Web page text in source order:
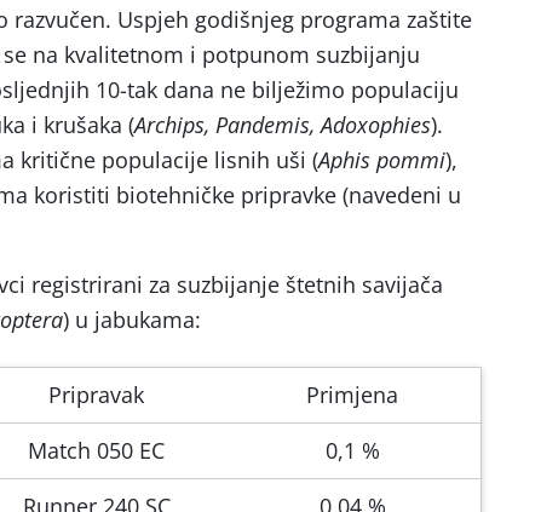
Uspjeh godišnjeg programa zaštite
na kvalitetnom i potpunom suzbijanju
10-tak dana ne bilježimo populaciju
i krušaka (Archips, Pandemis, Adoxophies).
kritične populacije lisnih uši (Aphis pommi),
koristiti biotehničke pripravke (navedeni u
registrirani za suzbijanje štetnih savijača
) u jabukama:
Pripravak
Primjena
Match 050 EC
0,1 %
Runner 240 SC 0,04 %